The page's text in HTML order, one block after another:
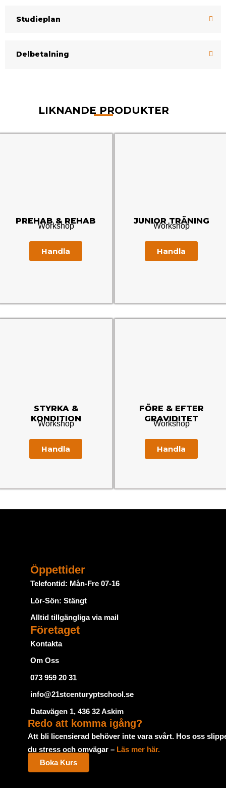
Studieplan
Delbetalning
LIKNANDE PRODUKTER
PREHAB & REHAB
Workshop
Handla
JUNIOR TRÄNING
Workshop
Handla
STYRKA &
KONDITION
Workshop
Handla
FÖRE & EFTER
GRAVIDITET
Workshop
Handla
Öppettider
Telefontid: Mån-Fre 07-16
Lör-Sön: Stängt
Alltid tillgängliga via mail
Företaget
Kontakta
Om Oss
073 959 20 31
info@21stcenturyptschool.se
Datavägen 1, 436 32 Askim
Redo att komma igång?
Att bli licensierad behöver inte vara svårt. Hos oss
du stress och omvägar – Läs mer här.
Boka Kurs